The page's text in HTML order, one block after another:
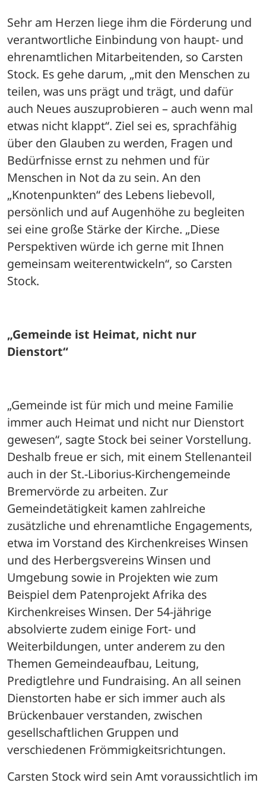
Sehr am Herzen liege ihm die Förderung und
verantwortliche Einbindung von haupt- und
ehrenamtlichen Mitarbeitenden, so Carsten
Stock. Es gehe darum, „mit den Menschen zu
teilen, was uns prägt und trägt, und dafür
auch Neues auszuprobieren – auch wenn mal
etwas nicht klappt“. Ziel sei es, sprachfähig
über den Glauben zu werden, Fragen und
Bedürfnisse ernst zu nehmen und für
Menschen in Not da zu sein. An den
„Knotenpunkten“ des Lebens liebevoll,
persönlich und auf Augenhöhe zu begleiten
sei eine große Stärke der Kirche. „Diese
Perspektiven würde ich gerne mit Ihnen
gemeinsam weiterentwickeln“, so Carsten
Stock.
„Gemeinde ist Heimat, nicht nur
Dienstort“
„Gemeinde ist für mich und meine Familie
immer auch Heimat und nicht nur Dienstort
gewesen“, sagte Stock bei seiner Vorstellung.
Deshalb freue er sich, mit einem Stellenanteil
auch in der St.-Liborius-Kirchengemeinde
Bremervörde zu arbeiten. Zur
Gemeindetätigkeit kamen zahlreiche
zusätzliche und ehrenamtliche Engagements,
etwa im Vorstand des Kirchenkreises Winsen
und des Herbergsvereins Winsen und
Umgebung sowie in Projekten wie zum
Beispiel dem Patenprojekt Afrika des
Kirchenkreises Winsen. Der 54-jährige
absolvierte zudem einige Fort- und
Weiterbildungen, unter anderem zu den
Themen Gemeindeaufbau, Leitung,
Predigtlehre und Fundraising. An all seinen
Dienstorten habe er sich immer auch als
Brückenbauer verstanden, zwischen
gesellschaftlichen Gruppen und
verschiedenen Frömmigkeitsrichtungen.
Carsten Stock wird sein Amt voraussichtlich im